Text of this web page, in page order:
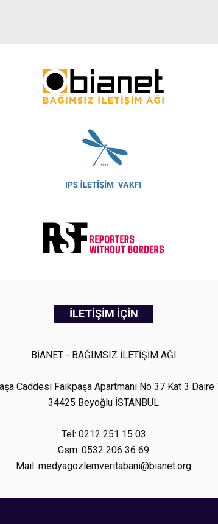
İLETİŞİM İÇİN
BİANET - BAĞIMSIZ İLETİŞİM AĞI
Caddesi Faikpaşa Apartmanı No 37 Kat 3 Daire
34425 Beyoğlu İSTANBUL
Tel: 0212 251 15 03
Gsm: 0532 206 36 69
Mail: medyagozlemveritabani@bianet.org